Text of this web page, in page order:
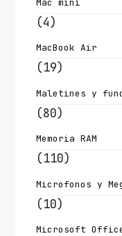
(4)
MacBook Air
(19)
Maletines y
(80)
Memoria RAM
(110)
Microfonos y
(10)
Microsoft